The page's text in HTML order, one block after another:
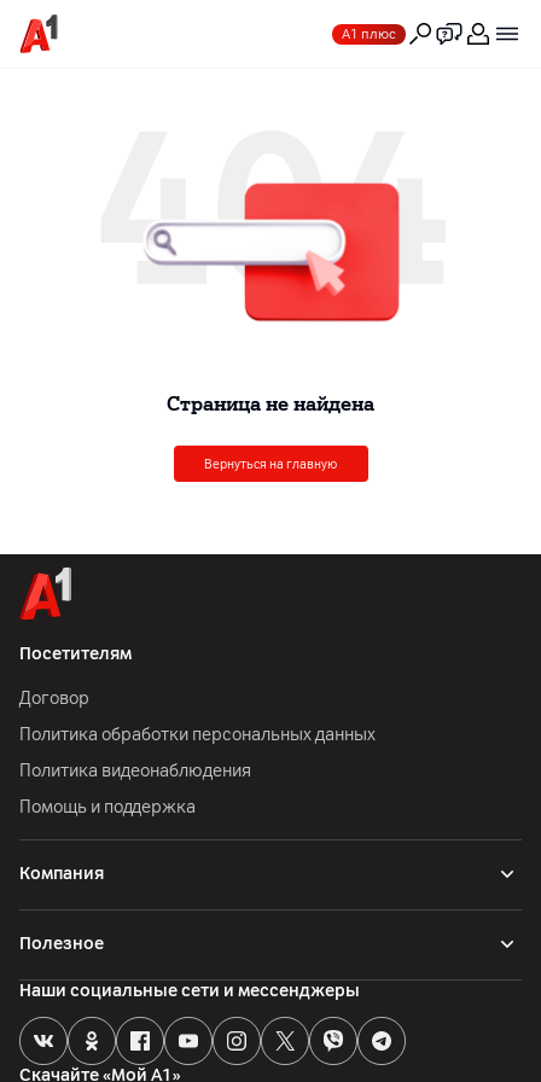
А1 плюс
404
Cтраница не найдена
Вернуться на главную
Посетителям
Договор
Политика обработки персональных данных
Политика видеонаблюдения
Помощь и поддержка
Компания
Полезное
Скачайте «Мой А1»
Наши социальные сети и мессенджеры